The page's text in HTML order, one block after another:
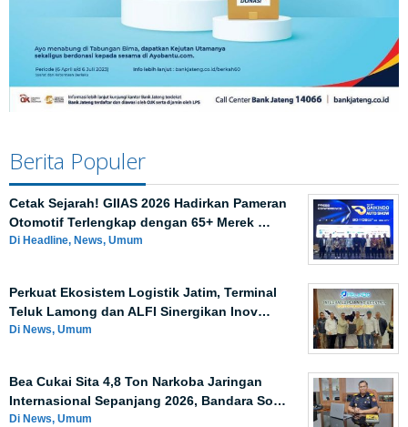
Berita Populer
Cetak Sejarah! GIIAS 2026 Hadirkan Pameran
Otomotif Terlengkap dengan 65+ Merek …
Di Headline, News, Umum
Perkuat Ekosistem Logistik Jatim, Terminal
Teluk Lamong dan ALFI Sinergikan Inov…
Di News, Umum
Bea Cukai Sita 4,8 Ton Narkoba Jaringan
Internasional Sepanjang 2026, Bandara So…
Di News, Umum